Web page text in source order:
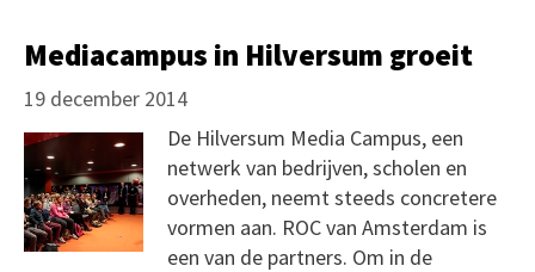
Mediacampus in Hilversum groeit
19 december 2014
De Hilversum Media Campus, een
netwerk van bedrijven, scholen en
overheden, neemt steeds concretere
vormen aan. ROC van Amsterdam is
een van de partners. Om in de